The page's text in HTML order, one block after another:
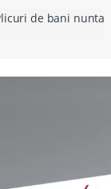
de bani nunta